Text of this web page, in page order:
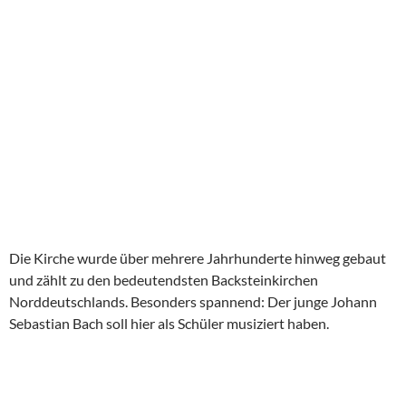
Die Kirche wurde über mehrere Jahrhunderte hinweg gebaut
und zählt zu den bedeutendsten Backsteinkirchen
Norddeutschlands. Besonders spannend: Der junge Johann
Sebastian Bach soll hier als Schüler musiziert haben.